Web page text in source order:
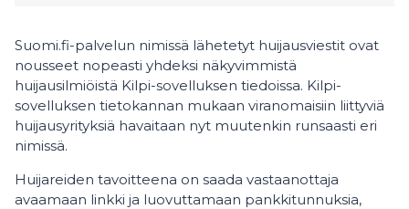
Suomi.fi-palvelun nimissä lähetetyt huijausviestit ovat
nousseet nopeasti yhdeksi näkyvimmistä
huijausilmiöistä Kilpi-sovelluksen tiedoissa. Kilpi-
sovelluksen tietokannan mukaan viranomaisiin liittyviä
huijausyrityksiä havaitaan nyt muutenkin runsaasti eri
nimissä.
Huijareiden tavoitteena on saada vastaanottaja
avaamaan linkki ja luovuttamaan pankkitunnuksia,